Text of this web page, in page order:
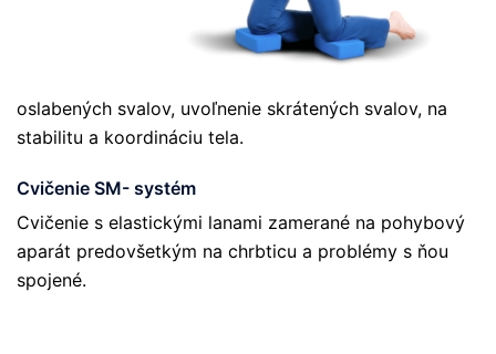
oslabených svalov, uvoľnenie skrátených svalov, na
stabilitu a koordináciu tela.
Cvičenie SM- systém
Cvičenie s elastickými lanami zamerané na pohybový
aparát predovšetkým na chrbticu a problémy s ňou
spojené.